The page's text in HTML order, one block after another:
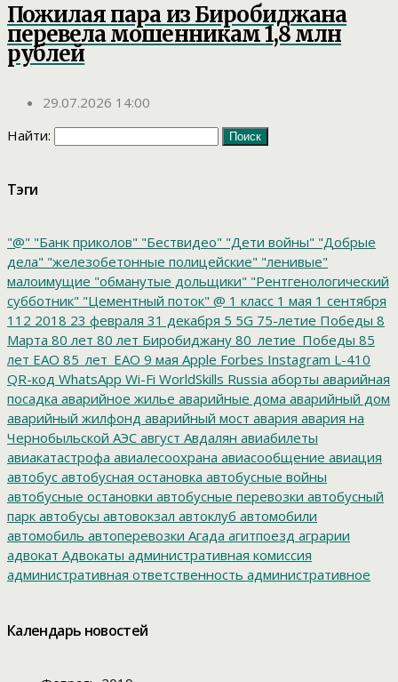
Пожилая пара из Биробиджана
перевела мошенникам 1,8 млн
рублей
29.07.2026 14:00
Найти:
Тэги
"@" "Банк приколов" "Бествидео" "Дети войны" "Добрые
дела" "железобетонные полицейские" "ленивые"
малоимущие "обманутые дольщики" "Рентгенологический
субботник" "Цементный поток" @ 1 класс 1 мая 1 сентября
112 2018 23 февраля 31 декабря 5 5G 75-летие Победы 8
Марта 80 лет 80 лет Биробиджану 80_летие_Победы 85
лет ЕАО 85_лет_ЕАО 9 мая Apple Forbes Instagram L-410
QR-код WhatsApp Wi-Fi WorldSkills Russia аборты аварийная
посадка аварийное жилье аварийные дома аварийный дом
аварийный жилфонд аварийный мост авария авария на
Чернобыльской АЭС август Авдалян авиабилеты
авиакатастрофа авиалесоохрана авиасообщение авиация
автобус автобусная остановка автобусные войны
автобусные остановки автобусные перевозки автобусный
парк автобусы автовокзал автоклуб автомобили
автомобиль автоперевозки Агада агитпоезд аграрии
адвокат Адвокаты административная комиссия
административная ответственность административное
БуксманАлександр Винников
Календарь новостей